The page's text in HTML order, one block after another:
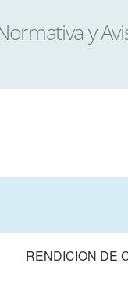
RENDICION DE